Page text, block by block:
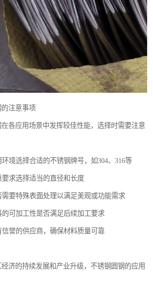
注意事项
各应用场景中发挥较佳性能，选择时需要注意
境选择合适的不锈钢牌号，如304、316等
求选择适当的直径和长度
要特殊表面处理以满足美观或功能需求
可加工性是否满足后续加工要求
誉的供应商，确保材料质量可靠
济的持续发展和产业升级，不锈钢圆钢的应用